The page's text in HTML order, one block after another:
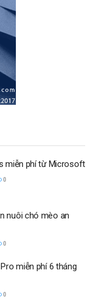
miễn phí từ Microsoft
0
nuôi chó mèo an
0
miễn phí 6 tháng
0